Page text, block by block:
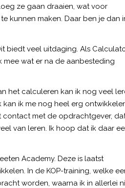
ze gaan draaien, wat voor
kunnen maken. Daar ben je dan
biedt veel uitdaging. Als
wat er na de aanbesteding
het calculeren kan ik nog veel
ik me nog heel erg
contact met de opdrachtgever,
van leren. Ik hoop dat ik daar
Academy. Deze is laatst
In de KOP-training, welke
worden, waarna ik in allerlei